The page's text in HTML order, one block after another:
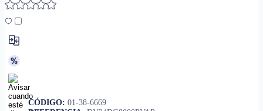
CÓDIGO: 01-38-6669